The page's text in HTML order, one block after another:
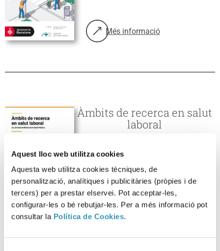
Aquest lloc web utilitza cookies
Aquesta web utilitza cookies tècniques, de
personalització, analítiques i publicitàries (pròpies i de
tercers) per a prestar elservei. Pot acceptar-les,
configurar-les o bé rebutjar-les. Per a més informació pot
consultar la Política de Cookies.
Més informació
sobre: Observatori de Salut i
Àmbits de recerca en salut
laboral
Recursos en salut i prevenció de riscos
Materials divulgatius
Més informació
sobre: Àmbits de recerca en